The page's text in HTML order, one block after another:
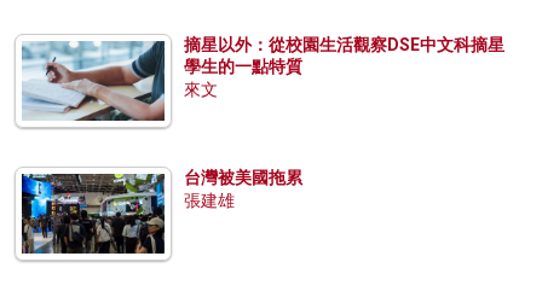
摘星以外：從校園生活觀察DSE中文科摘星
學生的一點特質
來文
台灣被美國拖累
張建雄